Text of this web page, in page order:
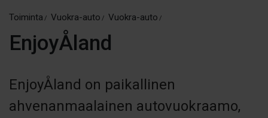
Toiminta Vuokra-auto Vuokra-auto
EnjoyÅland
EnjoyÅland on paikallinen
ahvenanmaalainen autovuokraamo,